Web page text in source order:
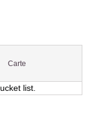
Carte
list.